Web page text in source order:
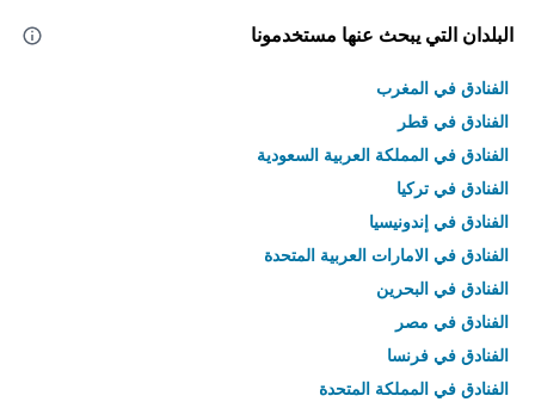
البلدان التي يبحث عنها مستخدمونا
الفنادق في المغرب
الفنادق في قطر
الفنادق في المملكة العربية السعودية
الفنادق في تركيا
الفنادق في إندونيسيا
الفنادق في الامارات العربية المتحدة
الفنادق في البحرين
الفنادق في مصر
الفنادق في فرنسا
الفنادق في المملكة المتحدة